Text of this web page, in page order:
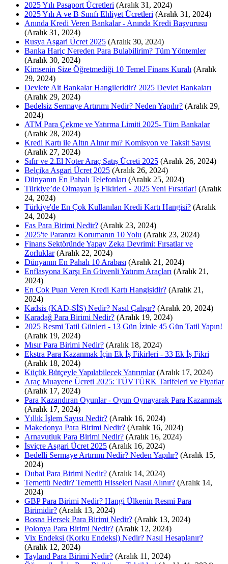
2025 Yılı Pasaport Ücretleri (Aralık 31, 2024)
2025 Yılı A ve B Sınıfı Ehliyet Ücretleri (Aralık 31, 2024)
Anında Kredi Veren Bankalar - Anında Kredi Başvurusu
(Aralık 31, 2024)
Rusya Asgari Ücret 2025 (Aralık 30, 2024)
Banka Hariç Nereden Para Bulabilirim? Tüm Yöntemler
(Aralık 30, 2024)
Kimsenin Size Öğretmediği 10 Temel Finans Kuralı (Aralık
29, 2024)
Devlete Ait Bankalar Hangileridir? 2025 Devlet Bankaları
(Aralık 29, 2024)
Bedelsiz Sermaye Artırımı Nedir? Neden Yapılır? (Aralık 29,
2024)
ATM Para Çekme ve Yatırma Limiti 2025- Tüm Bankalar
(Aralık 28, 2024)
Kredi Kartı ile Altın Alınır mı? Komisyon ve Taksit Sayısı
(Aralık 27, 2024)
Sıfır ve 2.El Noter Araç Satış Ücreti 2025 (Aralık 26, 2024)
Belçika Asgari Ücret 2025 (Aralık 26, 2024)
Dünyanın En Pahalı Telefonları (Aralık 25, 2024)
Türkiye’de Olmayan İş Fikirleri - 2025 Yeni Fırsatlar! (Aralık
24, 2024)
Türkiye'de En Çok Kullanılan Kredi Kartı Hangisi? (Aralık
24, 2024)
Fas Para Birimi Nedir? (Aralık 23, 2024)
2025'te Paranızı Korumanın 10 Yolu (Aralık 23, 2024)
Finans Sektöründe Yapay Zeka Devrimi: Fırsatlar ve
Zorluklar (Aralık 22, 2024)
Dünyanın En Pahalı 10 Arabası (Aralık 21, 2024)
Enflasyona Karşı En Güvenli Yatırım Araçları (Aralık 21,
2024)
En Çok Puan Veren Kredi Kartı Hangisidir? (Aralık 21,
2024)
Kadsis (KAD-SİS) Nedir? Nasıl Çalışır? (Aralık 20, 2024)
Karadağ Para Birimi Nedir? (Aralık 19, 2024)
2025 Resmi Tatil Günleri - 13 Gün İzinle 45 Gün Tatil Yapın!
(Aralık 19, 2024)
Mısır Para Birimi Nedir? (Aralık 18, 2024)
Ekstra Para Kazanmak İçin Ek İş Fikirleri - 33 Ek İş Fikri
(Aralık 18, 2024)
Küçük Bütçeyle Yapılabilecek Yatırımlar (Aralık 17, 2024)
Araç Muayene Ücreti 2025: TÜVTÜRK Tarifeleri ve Fiyatlar
(Aralık 17, 2024)
Para Kazandıran Oyunlar - Oyun Oynayarak Para Kazanmak
(Aralık 17, 2024)
Yıllık İşlem Sayısı Nedir? (Aralık 16, 2024)
Makedonya Para Birimi Nedir? (Aralık 16, 2024)
Arnavutluk Para Birimi Nedir? (Aralık 16, 2024)
İsviçre Asgari Ücret 2025 (Aralık 16, 2024)
Bedelli Sermaye Artırımı Nedir? Neden Yapılır? (Aralık 15,
2024)
Dubai Para Birimi Nedir? (Aralık 14, 2024)
Temettü Nedir? Temettü Hisseleri Nasıl Alınır? (Aralık 14,
2024)
GBP Para Birimi Nedir? Hangi Ülkenin Resmi Para
Birimidir? (Aralık 13, 2024)
Bosna Hersek Para Birimi Nedir? (Aralık 13, 2024)
Polonya Para Birimi Nedir? (Aralık 12, 2024)
Vix Endeksi (Korku Endeksi) Nedir? Nasıl Hesaplanır?
(Aralık 12, 2024)
Tayland Para Birimi Nedir? (Aralık 11, 2024)